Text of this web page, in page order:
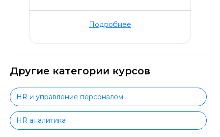
Подробнее
Другие категории курсов
HR и управление персоналом
HR аналитика